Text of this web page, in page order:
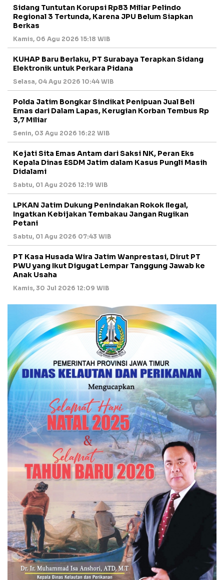
Sidang Tuntutan Korupsi Rp83 Miliar Pelindo
Regional 3 Tertunda, Karena JPU Belum Siapkan
Berkas
Kamis, 06 Agu 2026 15:18 WIB
KUHAP Baru Berlaku, PT Surabaya Terapkan Sidang
Elektronik untuk Perkara Pidana
Selasa, 04 Agu 2026 10:44 WIB
Polda Jatim Bongkar Sindikat Penipuan Jual Beli
Emas dari Dalam Lapas, Kerugian Korban Tembus Rp
3,7 Miliar
Senin, 03 Agu 2026 16:22 WIB
Kejati Sita Emas Antam dari Saksi NK, Peran Eks
Kepala Dinas ESDM Jatim dalam Kasus Pungli Masih
Didalami
Sabtu, 01 Agu 2026 12:19 WIB
LPKAN Jatim Dukung Penindakan Rokok Ilegal,
Ingatkan Kebijakan Tembakau Jangan Rugikan
Petani
Sabtu, 01 Agu 2026 07:43 WIB
PT Kasa Husada Wira Jatim Wanprestasi, Dirut PT
PWU yang Ikut Digugat Lempar Tanggung Jawab ke
Anak Usaha
Kamis, 30 Jul 2026 12:09 WIB